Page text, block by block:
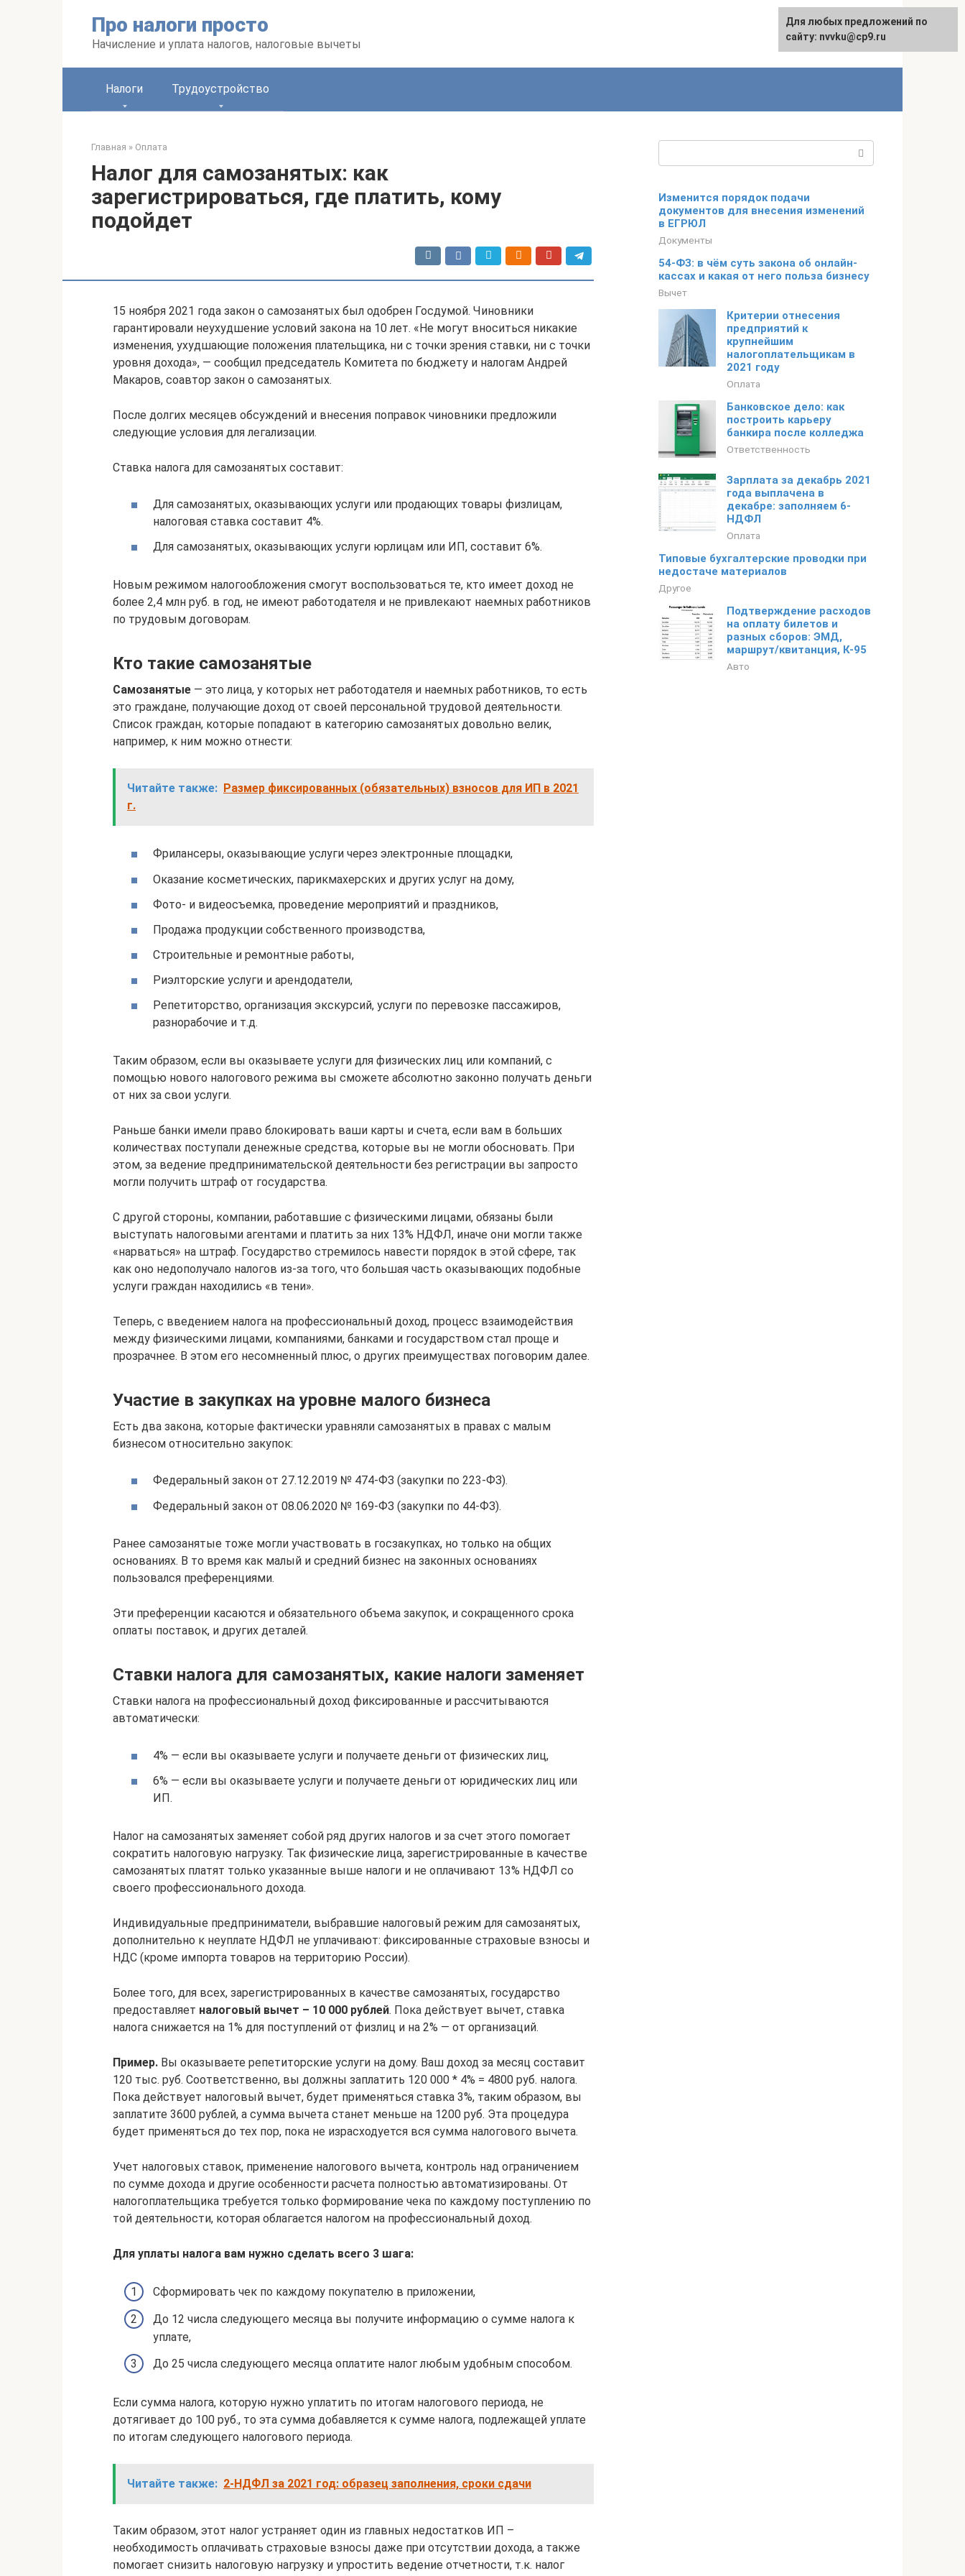
Про налоги просто
Начисление и уплата налогов, налоговые вычеты
English
Налоги Трудоустройство
Главная » Оплата
Налог для самозанятых: как
зарегистрироваться, где платить, кому
подойдет
15 ноября 2021 года закон о самозанятых был одобрен Госдумой. Чиновники
гарантировали неухудшение условий закона на 10 лет. «Не могут вноситься никакие
изменения, ухудшающие положения плательщика, ни с точки зрения ставки, ни с точки
уровня дохода», — сообщил председатель Комитета по бюджету и налогам Андрей
Макаров, соавтор закон о самозанятых.
После долгих месяцев обсуждений и внесения поправок чиновники предложили
следующие условия для легализации.
Ставка налога для самозанятых составит:
Для самозанятых, оказывающих услуги или продающих товары физлицам,
налоговая ставка составит 4%.
Для самозанятых, оказывающих услуги юрлицам или ИП, составит 6%.
Новым режимом налогообложения смогут воспользоваться те, кто имеет доход не
более 2,4 млн руб. в год, не имеют работодателя и не привлекают наемных работников
по трудовым договорам.
Кто такие самозанятые
Самозанятые — это лица, у которых нет работодателя и наемных работников, то есть
это граждане, получающие доход от своей персональной трудовой деятельности.
Список граждан, которые попадают в категорию самозанятых довольно велик,
например, к ним можно отнести:
Читайте также: Размер фиксированных (обязательных) взносов для ИП в 2021
г.
Фрилансеры, оказывающие услуги через электронные площадки,
Оказание косметических, парикмахерских и других услуг на дому,
Фото- и видеосъемка, проведение мероприятий и праздников,
Продажа продукции собственного производства,
Строительные и ремонтные работы,
Риэлторские услуги и арендодатели,
Репетиторство, организация экскурсий, услуги по перевозке пассажиров,
разнорабочие и т.д.
Таким образом, если вы оказываете услуги для физических лиц или компаний, с
помощью нового налогового режима вы сможете абсолютно законно получать деньги
от них за свои услуги.
Раньше банки имели право блокировать ваши карты и счета, если вам в больших
количествах поступали денежные средства, которые вы не могли обосновать. При
этом, за ведение предпринимательской деятельности без регистрации вы запросто
могли получить штраф от государства.
С другой стороны, компании, работавшие с физическими лицами, обязаны были
выступать налоговыми агентами и платить за них 13% НДФЛ, иначе они могли также
«нарваться» на штраф. Государство стремилось навести порядок в этой сфере, так
как оно недополучало налогов из-за того, что большая часть оказывающих подобные
услуги граждан находились «в тени».
Теперь, с введением налога на профессиональный доход, процесс взаимодействия
между физическими лицами, компаниями, банками и государством стал проще и
прозрачнее. В этом его несомненный плюс, о других преимуществах поговорим далее.
Участие в закупках на уровне малого бизнеса
Есть два закона, которые фактически уравняли самозанятых в правах с малым
бизнесом относительно закупок:
Федеральный закон от 27.12.2019 № 474-ФЗ (закупки по 223-ФЗ).
Федеральный закон от 08.06.2020 № 169-ФЗ (закупки по 44-ФЗ).
Ранее самозанятые тоже могли участвовать в госзакупках, но только на общих
основаниях. В то время как малый и средний бизнес на законных основаниях
пользовался преференциями.
Эти преференции касаются и обязательного объема закупок, и сокращенного срока
оплаты поставок, и других деталей.
Ставки налога для самозанятых, какие налоги заменяет
Ставки налога на профессиональный доход фиксированные и рассчитываются
автоматически:
4% — если вы оказываете услуги и получаете деньги от физических лиц,
6% — если вы оказываете услуги и получаете деньги от юридических лиц или
ИП.
Налог на самозанятых заменяет собой ряд других налогов и за счет этого помогает
сократить налоговую нагрузку. Так физические лица, зарегистрированные в качестве
самозанятых платят только указанные выше налоги и не оплачивают 13% НДФЛ со
своего профессионального дохода.
Индивидуальные предприниматели, выбравшие налоговый режим для самозанятых,
дополнительно к неуплате НДФЛ не уплачивают: фиксированные страховые взносы и
НДС (кроме импорта товаров на территорию России).
Более того, для всех, зарегистрированных в качестве самозанятых, государство
предоставляет налоговый вычет – 10 000 рублей. Пока действует вычет, ставка
налога снижается на 1% для поступлений от физлиц и на 2% — от организаций.
Пример. Вы оказываете репетиторские услуги на дому. Ваш доход за месяц составит
120 тыс. руб. Соответственно, вы должны заплатить 120 000 * 4% = 4800 руб. налога.
Пока действует налоговый вычет, будет применяться ставка 3%, таким образом, вы
заплатите 3600 рублей, а сумма вычета станет меньше на 1200 руб. Эта процедура
будет применяться до тех пор, пока не израсходуется вся сумма налогового вычета.
Учет налоговых ставок, применение налогового вычета, контроль над ограничением
по сумме дохода и другие особенности расчета полностью автоматизированы. От
налогоплательщика требуется только формирование чека по каждому поступлению по
той деятельности, которая облагается налогом на профессиональный доход.
Для уплаты налога вам нужно сделать всего 3 шага:
Сформировать чек по каждому покупателю в приложении,
До 12 числа следующего месяца вы получите информацию о сумме налога к
уплате,
До 25 числа следующего месяца оплатите налог любым удобным способом.
Если сумма налога, которую нужно уплатить по итогам налогового периода, не
дотягивает до 100 руб., то эта сумма добавляется к сумме налога, подлежащей уплате
по итогам следующего налогового периода.
Читайте также: 2-НДФЛ за 2021 год: образец заполнения, сроки сдачи
Таким образом, этот налог устраняет один из главных недостатков ИП –
необходимость оплачивать страховые взносы даже при отсутствии дохода, а также
помогает снизить налоговую нагрузку и упростить ведение отчетности, т.к. налог
Изменится порядок подачи
документов для внесения изменений
в ЕГРЮЛ
Документы
54-ФЗ: в чём суть закона об онлайн-
кассах и какая от него польза бизнесу
Вычет
Критерии отнесения
предприятий к
крупнейшим
налогоплательщикам в
2021 году
Оплата
Банковское дело: как
построить карьеру
банкира после колледжа
Ответственность
Зарплата за декабрь 2021
года выплачена в
декабре: заполняем 6-
НДФЛ
Оплата
Типовые бухгалтерские проводки при
недостаче материалов
Другое
Подтверждение расходов
на оплату билетов и
разных сборов: ЭМД,
маршрут/квитанция, К-95
Авто
Для любых предложений по
сайту: nvvku@cp9.ru